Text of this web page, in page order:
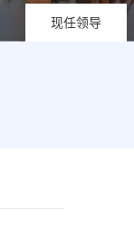
现任领导